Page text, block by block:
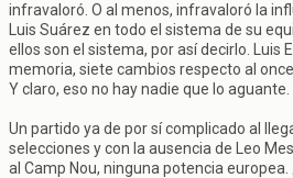
infravaloró. O al menos, infravaloró la
Luis Suárez en todo el sistema de su
ellos son el sistema, por así decirlo. Luis
memoria, siete cambios respecto al
Y claro, eso no hay nadie que lo aguante.
Un partido ya de por sí complicado al
selecciones y con la ausencia de Leo
al Camp Nou, ninguna potencia